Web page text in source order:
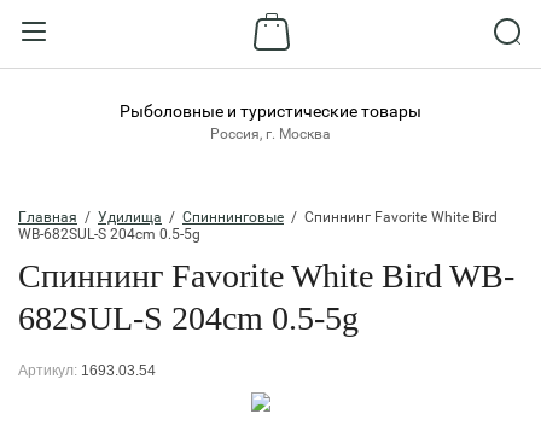
ВХОД В КАБИНЕТ
Пароль:
Рыболовные и туристические товары
Россия, г. Москва
Главная
  /
Удилища
  /
Спиннинговые
  /  Спиннинг Favorite White Bird
WB-682SUL-S 204cm 0.5-5g
Спиннинг Favorite White Bird WB-
682SUL-S 204cm 0.5-5g
Артикул: 1693.03.54